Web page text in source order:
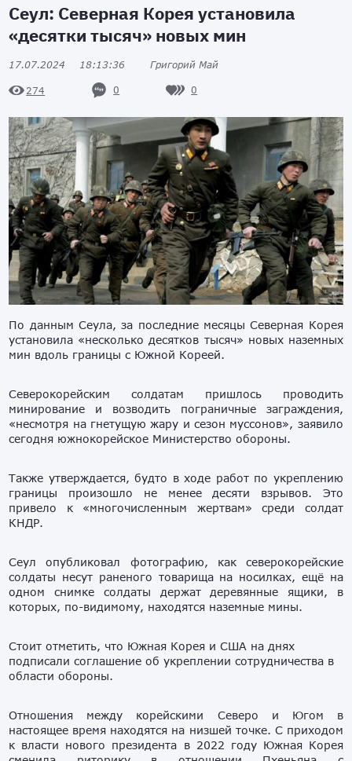
Сеул: Северная Корея установила
«десятки тысяч» новых мин
17.07.2024 18:13:36 Григорий Май
274 0 0
По данным Сеула, за последние месяцы Северная Корея
установила «несколько десятков тысяч» новых наземных
мин вдоль границы с Южной Кореей.
Северокорейским солдатам пришлось проводить
минирование и возводить пограничные заграждения,
«несмотря на гнетущую жару и сезон муссонов», заявило
сегодня южнокорейское Министерство обороны.
Также утверждается, будто в ходе работ по укреплению
границы произошло не менее десяти взрывов. Это
привело к «многочисленным жертвам» среди солдат
КНДР.
Сеул опубликовал фотографию, как северокорейские
солдаты несут раненого товарища на носилках, ещё на
одном снимке солдаты держат деревянные ящики, в
которых, по-видимому, находятся наземные мины.
Стоит отметить, что Южная Корея и США на днях
подписали соглашение об укреплении сотрудничества в
области обороны.
Отношения между корейскими Северо и Югом в
настоящее время находятся на низшей точке. С приходом
к власти нового президента в 2022 году Южная Корея